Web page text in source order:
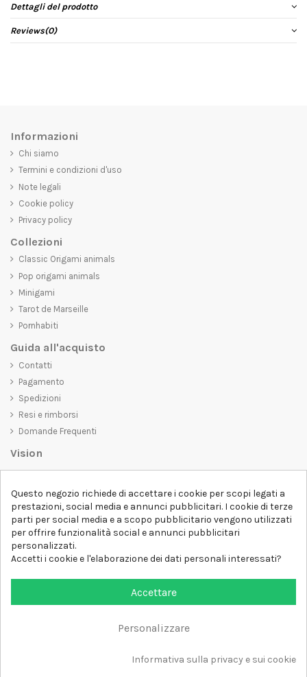
Dettagli del prodotto
Reviews(0)
Informazioni
Chi siamo
Termini e condizioni d'uso
Note legali
Cookie policy
Privacy policy
Collezioni
Classic Origami animals
Pop origami animals
Minigami
Tarot de Marseille
Pornhabiti
Guida all'acquisto
Contatti
Pagamento
Spedizioni
Resi e rimborsi
Domande Frequenti
Vision
belli da vedere, ma che trasmettano anche un messaggio importante.
Che siate alla ricerca di una t-shirt unica e di tendenza, di una felpa
comoda e accogliente o di un accessorio esclusivo,D-SHIRTha
qualcosa per tutti.
Follow us
Questo negozio richiede di accettare i cookie per scopi legati a
prestazioni, social media e annunci pubblicitari. I cookie di terze
parti per social media e a scopo pubblicitario vengono utilizzati
per offrire funzionalità social e annunci pubblicitari
personalizzati.
Accetti i cookie e l'elaborazione dei dati personali interessati?
Accettare
Personalizzare
Informativa sulla privacy e sui cookie